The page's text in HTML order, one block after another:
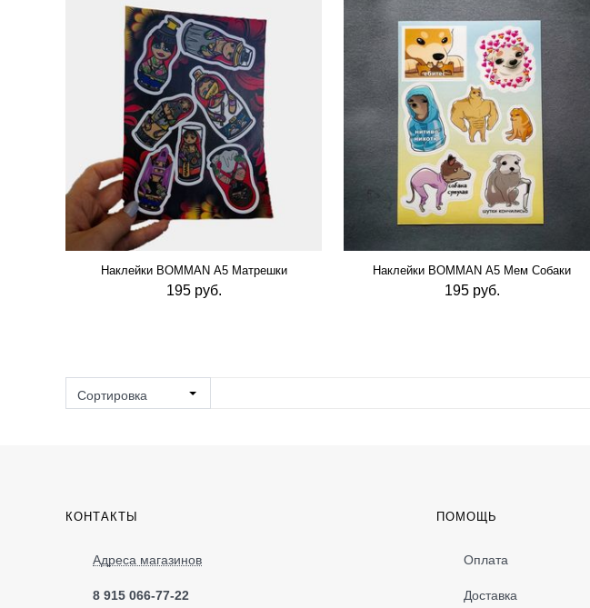
Наклейки BOMMAN А5 Матрешки
195 руб.
Наклейки BOMMAN А5 Мем Собаки
195 руб.
Сортировка
КОНТАКТЫ
Адреса магазинов
8 915 066-77-22
ПОМОЩЬ
Оплата
Доставка